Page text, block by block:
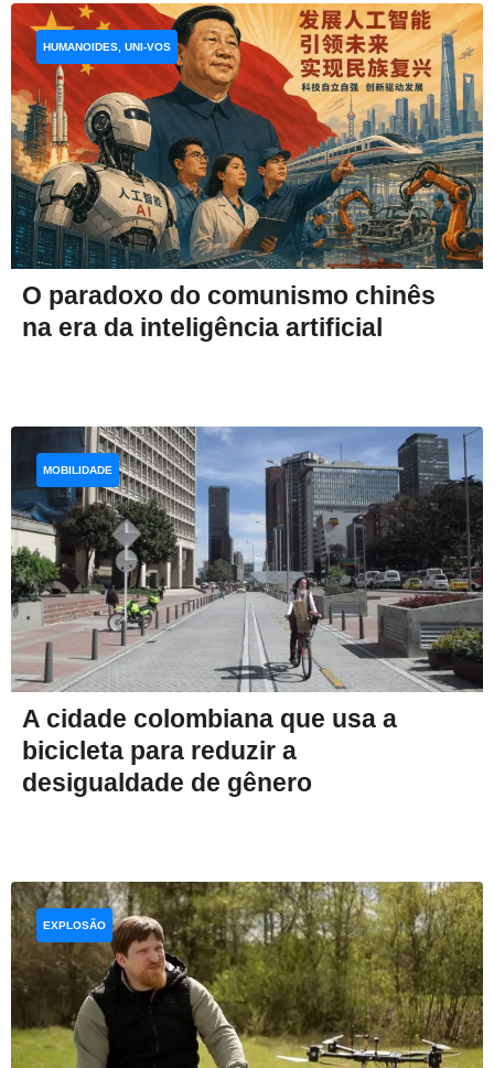
O paradoxo do comunismo chinês
na era da inteligência artificial
HUMANOIDES, UNI-VOS
A cidade colombiana que usa a
bicicleta para reduzir a
desigualdade de gênero
MOBILIDADE
EXPLOSÃO